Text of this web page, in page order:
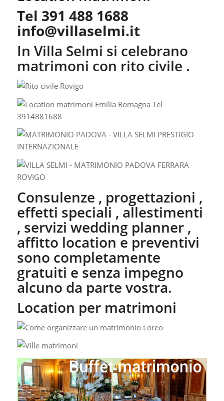
Tel 391 488 1688
info@villaselmi.it
In Villa Selmi si celebrano
matrimoni con rito civile .
Consulenze , progettazioni ,
effetti speciali , allestimenti
, servizi wedding planner ,
affitto location e preventivi
sono completamente
gratuiti e senza impegno
alcuno da parte vostra.
Location per matrimoni